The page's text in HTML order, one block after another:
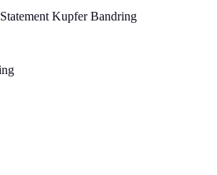
Statement Kupfer Bandring